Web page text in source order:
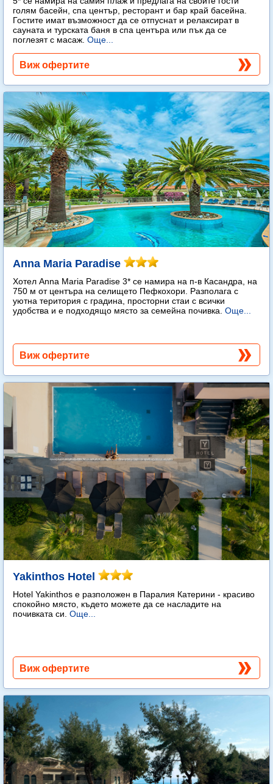
голям басейн, спа център, ресторант и бар край басейна.
Гостите имат възможност да се отпуснат и релаксират в
сауната и турската баня в спа центъра или пък да се
поглезят с масаж. Още...
Виж офертите
Anna Maria Paradise
Хотел Anna Maria Paradise 3* се намира на п-в Касандра, на
750 м от центъра на селището Пефкохори. Разполага с
уютна територия с градина, просторни стаи с всички
удобства и е подходящо място за семейна почивка. Още...
Виж офертите
Yakinthos Hotel
Hotel Yakinthos e разположен в Паралия Катерини - красиво
спокойно място, където можете да се насладите на
почивката си. Още...
Виж офертите